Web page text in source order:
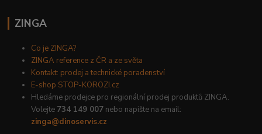
ZINGA
Co je ZINGA?
ZINGA reference z ČR a ze světa
Kontakt: prodej a technické poradenství
E-shop STOP-KOROZI.cz
Hledáme prodejce pro regionální prodej produktů ZINGA.
Volejte 734 149 007 nebo napište na email:
zinga@dinoservis.cz